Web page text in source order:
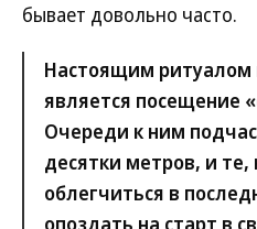
бывает довольно часто.
Настоящим ритуалом
является посещение
Очереди к ним
десятки метров, и
облегчиться в
опоздать на старт в